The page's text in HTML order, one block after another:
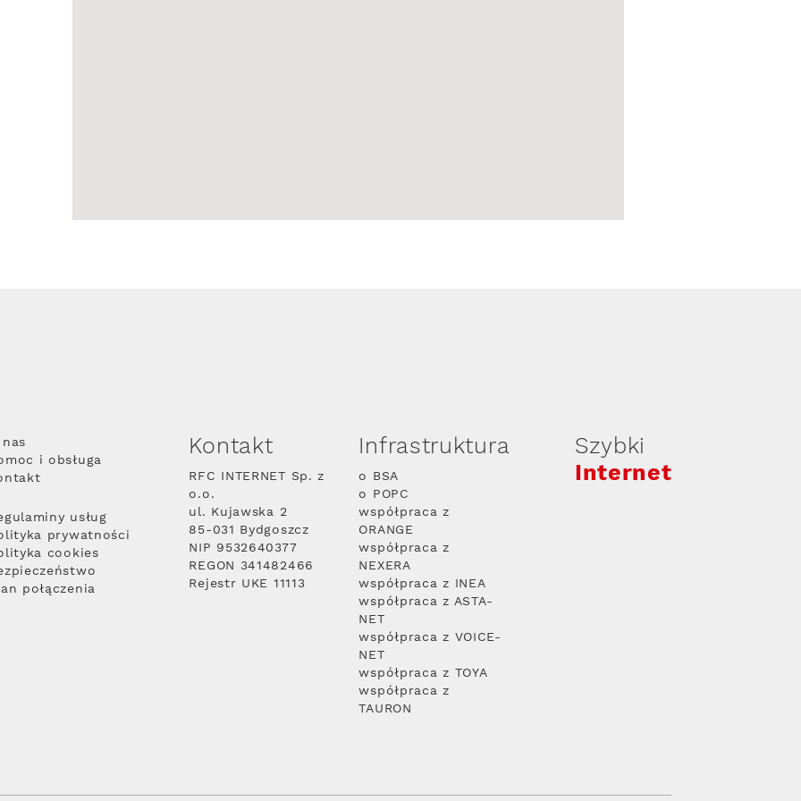
i obsługa
usług
prywatności
cookies
połączenia
Kontakt
RFC INTERNET Sp. z
o.o.
ul. Kujawska 2
85-031 Bydgoszcz
NIP 9532640377
REGON 341482466
Rejestr UKE 11113
Infrastruktura
o BSA
o POPC
współpraca z
ORANGE
współpraca z
NEXERA
współpraca z INEA
współpraca z ASTA-
NET
współpraca z VOICE-
NET
współpraca z TOYA
współpraca z
TAURON
Szybki
Internet